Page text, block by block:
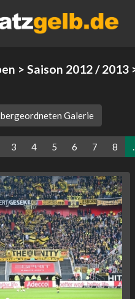
> Saison 2012 / 2013
Galerie
3 4 5 6 7 8